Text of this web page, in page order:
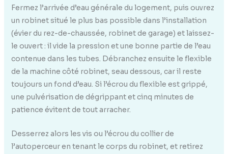
Fermez l’arrivée d’eau générale du logement, puis ouvrez
un robinet situé le plus bas possible dans l’installation
(évier du rez-de-chaussée, robinet de garage) et laissez-
le ouvert : il vide la pression et une bonne partie de l’eau
contenue dans les tubes. Débranchez ensuite le flexible
de la machine côté robinet, seau dessous, car il reste
toujours un fond d’eau. Si l’écrou du flexible est grippé,
une pulvérisation de dégrippant et cinq minutes de
patience évitent de tout arracher.
Desserrez alors les vis ou l’écrou du collier de
l’autoperceur en tenant le corps du robinet, et retirez